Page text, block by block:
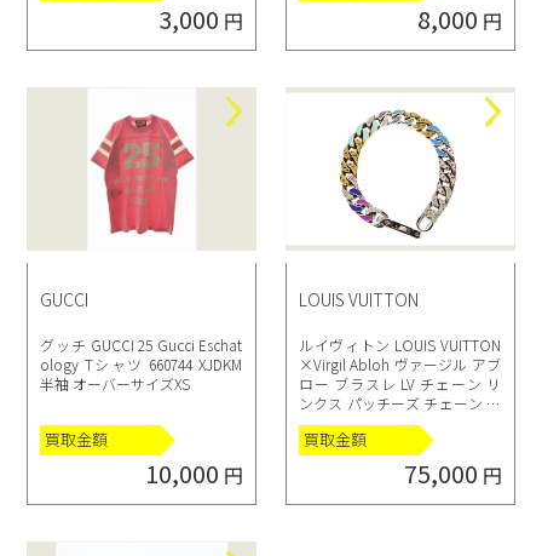
3,000 円 8,000 円
GUCCI
グッチ GUCCI 25 Gucci Eschat
ology Tシャツ 660744 XJDKM
半袖 オーバーサイズXS
買取金額
10,000 円
LOUIS VUITTON
ルイヴィトン LOUIS VUITTON
×Virgil Abloh ヴァージル アブ
ロー ブラスレ LV チェーン リ
ンクス パッチーズ チェーン ブ
レスレット MP2683 シルバー
ゴールド
買取金額
75,000 円